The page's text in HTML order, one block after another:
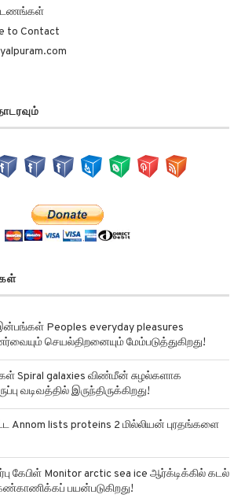
to Contact
Peoples everyday pleasures
செயல்திறனையும் மேம்படுத்துகிறது!
Spiral galaxies விண்மீன் சுழல்களாக
வடிவத்தில் இருந்திருக்கிறது!
lists proteins 2 மில்லியன் புரதங்களை
Monitor arctic sea ice ஆர்க்டிக்கில் கடல்
பயன்படுகிறது!